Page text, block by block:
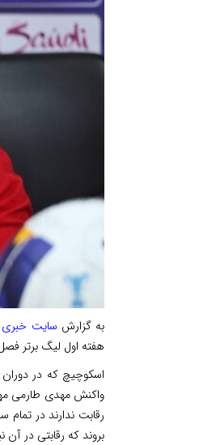
به گزارش سایت
هفته اول لیگ برتر فصل ۱۴۰۵-۱۴۰۴ به موضوع نحوه انتخاب بازیکنان در نقل و انتقالات فوتبال ایران صحبت
اسکوچیچ که در دوران
واکنش مهدی طارمی
رقابت ندارند در
بروند که رقابتی در آن